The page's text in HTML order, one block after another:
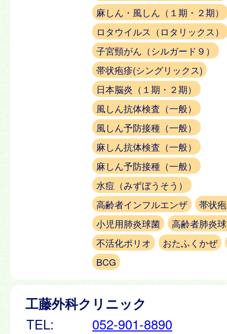
麻しん・風しん（１期・２期）
ロタウイルス（ロタリックス）
子宮頸がん（シルガード９）
帯状疱疹(シングリックス)
日本脳炎（１期・２期）
風しん抗体検査（一般）
風しん予防接種（一般）
麻しん抗体検査（一般）
麻しん予防接種（一般）
水痘（みずぼうそう）
高齢者インフルエンザ
帯状
小児用肺炎球菌
高齢者肺炎
不活化ポリオ
おたふくかぜ
BCG
工藤外科クリニック
TEL:
052-901-8890